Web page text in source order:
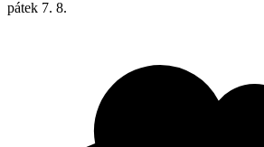
pátek 7. 8.